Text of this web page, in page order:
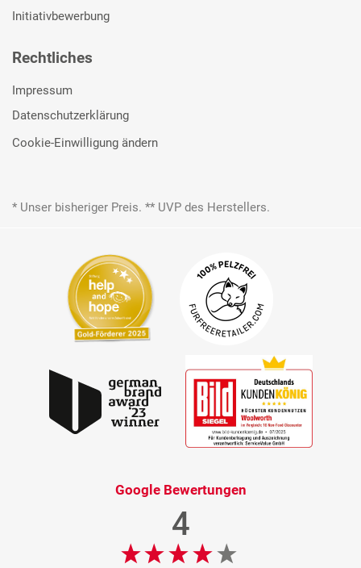
Initiativbewerbung
Rechtliches
Impressum
Datenschutzerklärung
Cookie-Einwilligung ändern
* Unser bisheriger Preis. ** UVP des Herstellers.
Google Bewertungen
4